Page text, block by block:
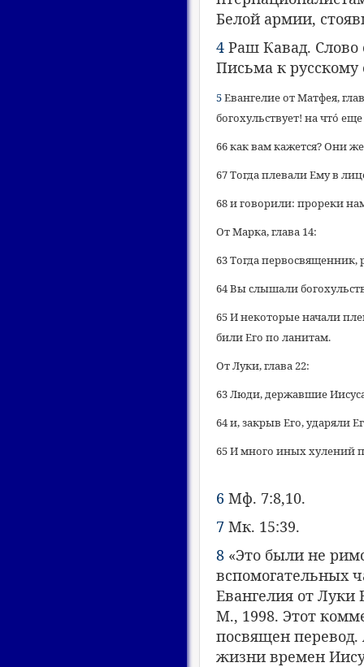
Белой армии,
4 Раш Кавад. Слово
Письма к русскому
5Евангелие от Матфея,
богохульствует! на что́
66 как вам кажется? Они
67 Тогда плевали Ему в
68 и говорили: прореки
От Марка, глава 14:
63 Тогда первосвященник,
64 Вы слышали
65 И некоторые начали
били Его по ланитам.
От Луки, глава 22:
63 Люди, державшие
64 и, закрыв Его, ударяли
65 И много иных хулений
6 Мф. 7:8,10.
7 Мк. 15:39.
8 «Это были не
вспомогательных
Евангелия от Луки
М., 1998. Этот
посвящен перевод.
жизни времен